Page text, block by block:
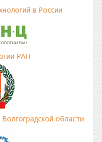
в России
РАН
области